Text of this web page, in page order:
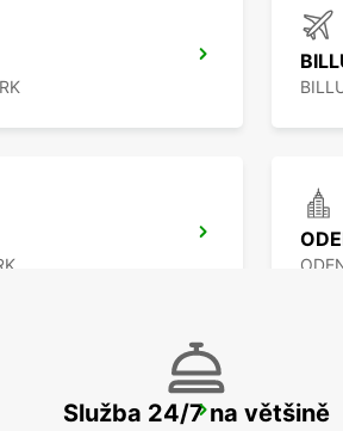
Služba 24/7 na většině